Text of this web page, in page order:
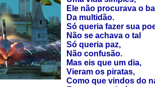
Ele não procurava o
Da multidão.
Só queria fazer sua
Não se achava o tal
Só queria paz,
Não confusão.
Mas eis que um dia,
Vieram os piratas,
Como que vindos do